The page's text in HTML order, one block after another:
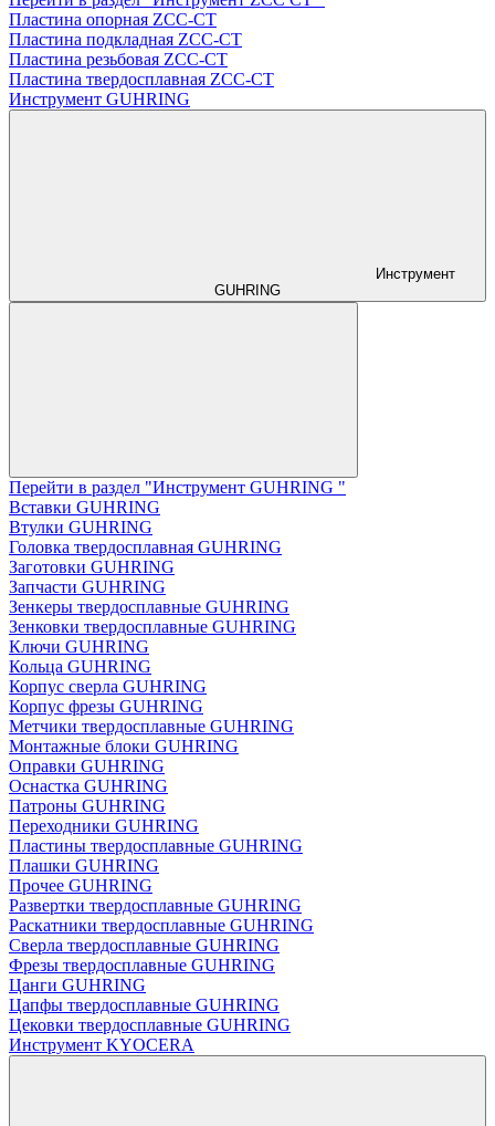
Пластина опорная ZCC-CT
Пластина подкладная ZCC-CT
Пластина резьбовая ZCC-CT
Пластина твердосплавная ZCC-CT
Инструмент GUHRING
Инструмент
GUHRING
Перейти в раздел "Инструмент GUHRING "
Вставки GUHRING
Втулки GUHRING
Головка твердосплавная GUHRING
Заготовки GUHRING
Запчасти GUHRING
Зенкеры твердосплавные GUHRING
Зенковки твердосплавные GUHRING
Ключи GUHRING
Кольца GUHRING
Корпус сверла GUHRING
Корпус фрезы GUHRING
Метчики твердосплавные GUHRING
Монтажные блоки GUHRING
Оправки GUHRING
Оснастка GUHRING
Патроны GUHRING
Переходники GUHRING
Пластины твердосплавные GUHRING
Плашки GUHRING
Прочее GUHRING
Развертки твердосплавные GUHRING
Раскатники твердосплавные GUHRING
Сверла твердосплавные GUHRING
Фрезы твердосплавные GUHRING
Цанги GUHRING
Цапфы твердосплавные GUHRING
Цековки твердосплавные GUHRING
Инструмент KYOCERA